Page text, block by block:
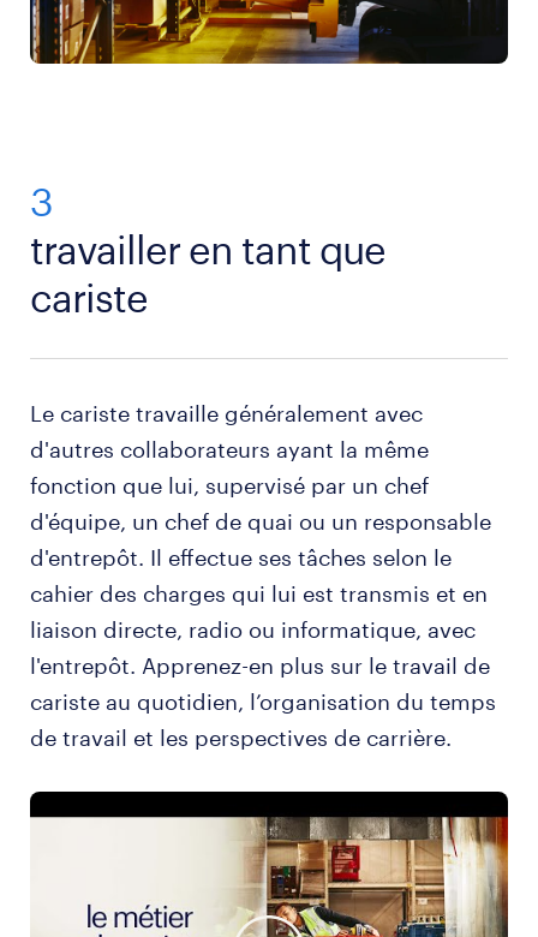
3
travailler en tant que
cariste
Le cariste travaille généralement avec
d'autres collaborateurs ayant la même
fonction que lui, supervisé par un chef
d'équipe, un chef de quai ou un responsable
d'entrepôt. Il effectue ses tâches selon le
cahier des charges qui lui est transmis et en
liaison directe, radio ou informatique, avec
l'entrepôt. Apprenez-en plus sur le travail de
cariste au quotidien, l’organisation du temps
de travail et les perspectives de carrière.